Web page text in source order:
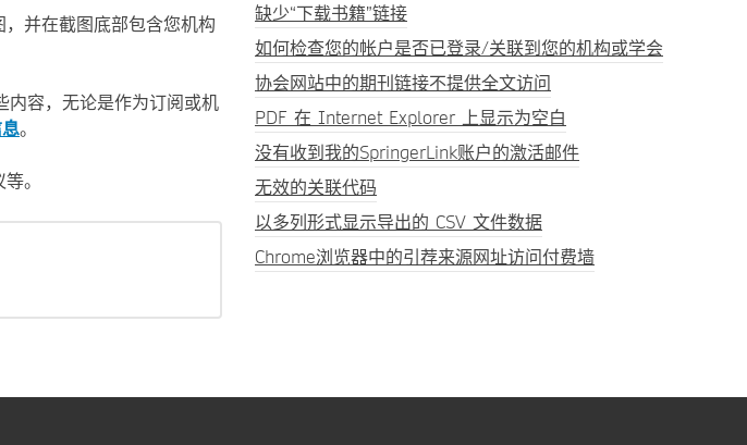
并在截图底部包含您机构
容，无论是作为订阅或机
。
。
缺少“下载书籍”链接
如何检查您的帐户是否已登录/关联到您的机构或学会
协会网站中的期刊链接不提供全文访问
PDF 在 Internet Explorer 上显示为空白
没有收到我的SpringerLink账户的激活邮件
无效的关联代码
以多列形式显示导出的 CSV 文件数据
Chrome浏览器中的引荐来源网址访问付费墙